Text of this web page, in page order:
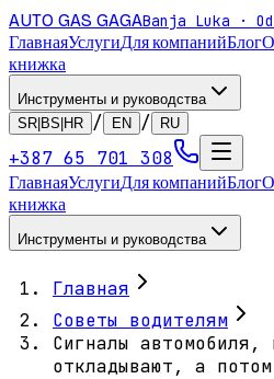
AUTO GAS GAGABanja Luka ·
ГлавнаяУслугиДля компанийБлог
книжка
Инструменты и руководства
SR|BS|HR
/ EN / RU
+387 65 701 308
ГлавнаяУслугиДля компанийБлог
книжка
Инструменты и руководства
Главная
Советы водителям
Сигналы автомобиля,
откладывают, а